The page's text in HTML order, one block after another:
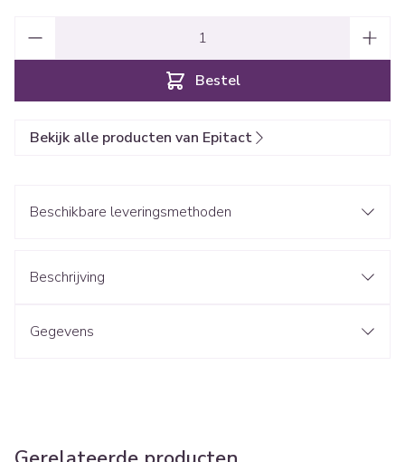
Bestel
Bekijk alle producten van Epitact
Beschikbare leveringsmethoden
Beschrijving
Gegevens